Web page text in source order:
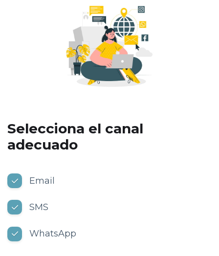
Selecciona el canal
adecuado
Email
SMS
WhatsApp